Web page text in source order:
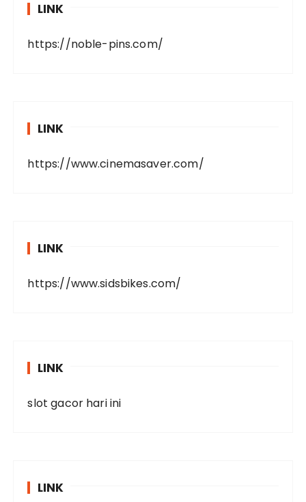
LINK
https://noble-pins.com/
LINK
https://www.cinemasaver.com/
LINK
https://www.sidsbikes.com/
LINK
slot gacor hari ini
LINK